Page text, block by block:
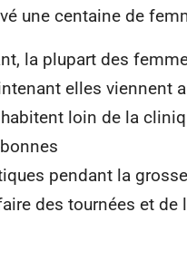
une centaine de
la plupart des
elles viennent
loin de la
pendant la
des tournées et de